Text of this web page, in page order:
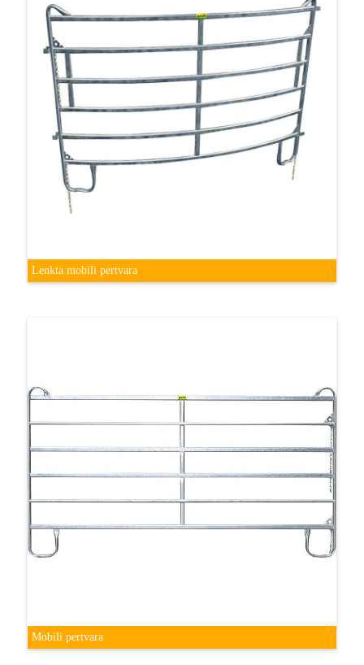
Lenkta mobili pertvara
Mobili pertvara